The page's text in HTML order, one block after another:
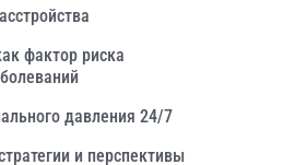
фактор риска
давления 24/7
и перспективы